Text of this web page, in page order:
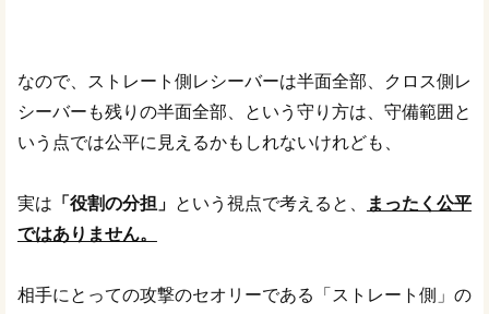
なので、ストレート側レシーバーは半面全部、クロス側レ
シーバーも残りの半面全部、という守り方は、守備範囲と
いう点では公平に見えるかもしれないけれども、
実は 「役割の分担」 という視点で考えると、
まったく公平
ではありません。
相手にとっての攻撃のセオリーである「ストレート側」の